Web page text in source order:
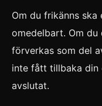
Om du frikänns ska
omedelbart. Om
förverkas som del
inte fått tillbaka din
avslutat.